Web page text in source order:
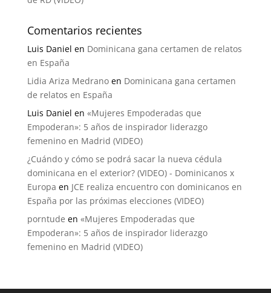
Comentarios recientes
Luis Daniel en Dominicana gana certamen de relatos
en España
Lidia Ariza Medranoen Dominicana gana certamen
de relatos en España
Luis Daniel en «Mujeres Empoderadas que
Empoderan»: 5 años de inspirador liderazgo
femenino en Madrid (VIDEO)
¿Cuándo y cómo se podrá sacar la nueva cédula
dominicana en el exterior? (VIDEO) - Dominicanos x
Europa en JCE realiza encuentro con dominicanos en
España por las próximas elecciones (VIDEO)
porntude en «Mujeres Empoderadas que
Empoderan»: 5 años de inspirador liderazgo
femenino en Madrid (VIDEO)